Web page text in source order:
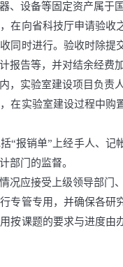
、设备等固定资产属于
在向省科技厅申请验
同时进行。验收时除
报告等，并对结余经费加
，实验室建设项目负责
在实验室建设过程中
“报销单”上经手人、
部门的监督。
况应接受上级领导部门
专管专用，并确保各
按课题的要求与进度